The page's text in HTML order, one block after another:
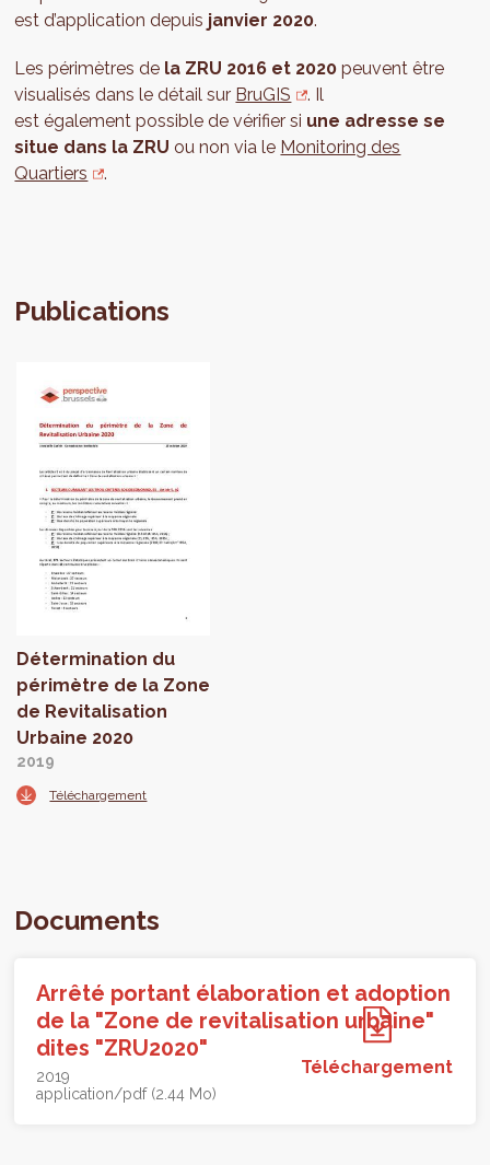
est d’application depuis janvier 2020.
Les périmètres de la ZRU 2016 et 2020peuvent être
visualisés dans le détail sur BruGIS
. Il
est également possible de vérifier si une adresse se
situe dans la ZRU ou non via le Monitoring des
Quartiers
.
Publications
Détermination du
périmètre de la Zone
de Revitalisation
Urbaine 2020
2019
Téléchargement
Documents
Arrêté portant élaboration et adoption
de la "Zone de revitalisation urbaine"
dites "ZRU2020"
2019
application/pdf (2.44 Mo)
Téléchargement